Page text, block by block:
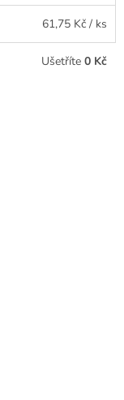
61,75 Kč / ks
Ušetříte 0 Kč